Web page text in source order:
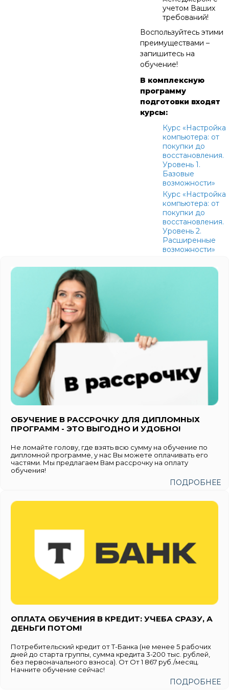
учетом Ваших
требований!
Воспользуйтесь этими
преимуществами –
запишитесь на
обучение!
В комплексную
программу
подготовки входят
курсы:
Курс «Настройка
компьютера: от
покупки до
восстановления.
Уровень 1.
Базовые
возможности»
Курс «Настройка
компьютера: от
покупки до
восстановления.
Уровень 2.
Расширенные
возможности»
ОБУЧЕНИЕ В РАССРОЧКУ ДЛЯ ДИПЛОМНЫХ
ПРОГРАММ - ЭТО ВЫГОДНО И УДОБНО!
Не ломайте голову, где взять всю сумму на обучение по
дипломной программе, у нас Вы можете оплачивать его
частями. Мы предлагаем Вам рассрочку на оплату
обучения!
ПОДРОБНЕЕ
ОПЛАТА ОБУЧЕНИЯ В КРЕДИТ: УЧЕБА СРАЗУ, А
ДЕНЬГИ ПОТОМ!
Потребительский кредит от Т-Банка (не менее 5 рабочих
дней до старта группы, сумма кредита 3-200 тыс. рублей,
без первоначального взноса). От От 1 867 руб./месяц.
Начните обучение сейчас!
ПОДРОБНЕЕ